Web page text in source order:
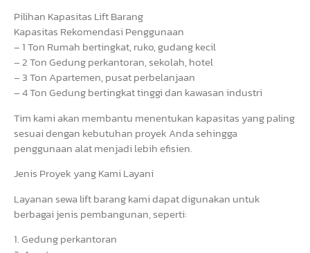
Pilihan Kapasitas Lift Barang
Kapasitas Rekomendasi Penggunaan
– 1 Ton Rumah bertingkat, ruko, gudang kecil
– 2 Ton Gedung perkantoran, sekolah, hotel
– 3 Ton Apartemen, pusat perbelanjaan
– 4 Ton Gedung bertingkat tinggi dan kawasan industri
Tim kami akan membantu menentukan kapasitas yang paling
sesuai dengan kebutuhan proyek Anda sehingga
penggunaan alat menjadi lebih efisien.
Jenis Proyek yang Kami Layani
Layanan sewa lift barang kami dapat digunakan untuk
berbagai jenis pembangunan, seperti:
1. Gedung perkantoran